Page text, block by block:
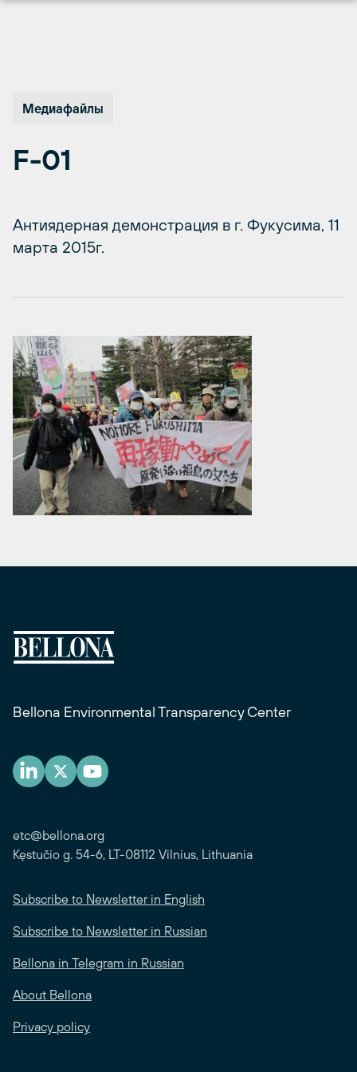
Медиафайлы
F-01
Антиядерная демонстрация в г. Фукусима, 11
марта 2015г.
Bellona Environmental Transparency Center
etc@bellona.org
Kęstučio g. 54-6, LT-08112 Vilnius, Lithuania
Subscribe to Newsletter in English
Subscribe to Newsletter in Russian
Bellona in Telegram in Russian
About Bellona
Privacy policy